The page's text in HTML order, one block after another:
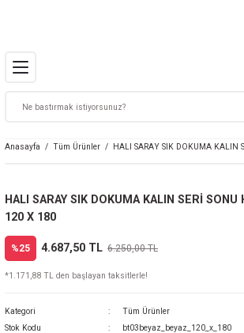
Anasayfa Tüm Ürünler HALI SARAY SIK DOKUMA KALIN
HALI SARAY SIK DOKUMA KALIN SERİ
120 X 180
%25 4.687,50 TL 6.250,00 TL
*1.171,88 TL den başlayan taksitlerle!
Kategori
Tüm Ürünler
Stok Kodu
bt03beyaz_beyaz_120_x_180